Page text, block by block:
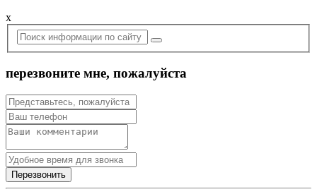
x
перезвоните мне, пожалуйста